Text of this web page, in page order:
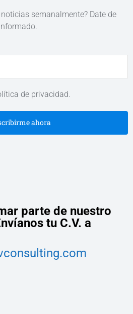
semanalmente? Date de
de privacidad.
ahora
parte de nuestro
tu C.V. a